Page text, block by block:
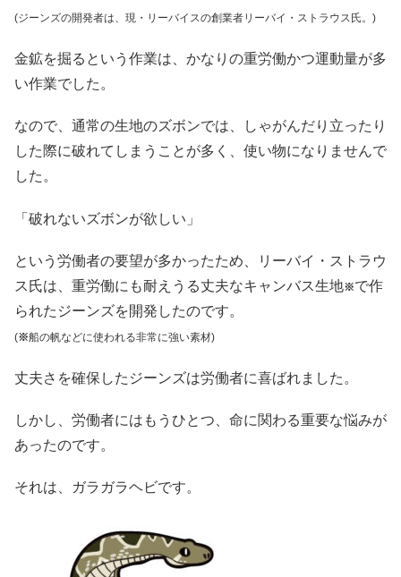
(ジーンズの開発者は、現・リーバイスの創業者リーバイ・ストラウス氏。)
金鉱を掘るという作業は、かなりの重労働かつ運動量が多
い作業でした。
なので、通常の生地のズボンでは、しゃがんだり立ったり
した際に破れてしまうことが多く、使い物になりませんで
した。
「破れないズボンが欲しい」
という労働者の要望が多かったため、リーバイ・ストラウ
ス氏は、重労働にも耐えうる丈夫なキャンバス生地※で作
られたジーンズを開発したのです。
(※船の帆などに使われる非常に強い素材)
丈夫さを確保したジーンズは労働者に喜ばれました。
しかし、労働者にはもうひとつ、命に関わる重要な悩みが
あったのです。
それは、ガラガラヘビです。